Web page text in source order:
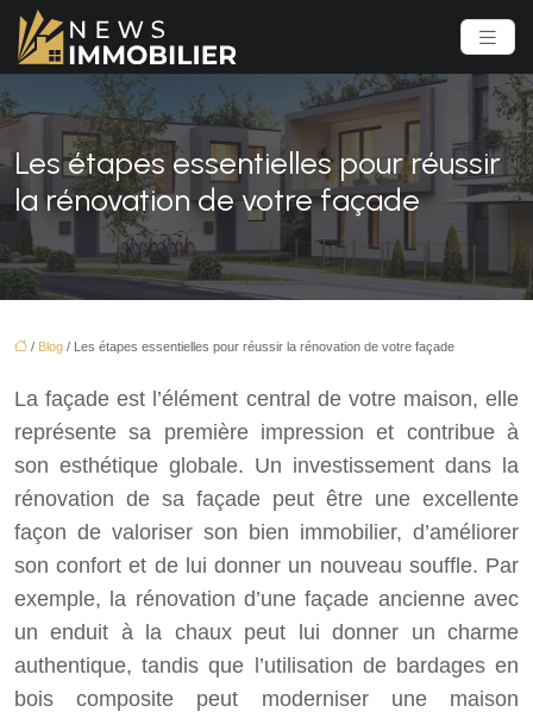
Les étapes essentielles pour réussir
la rénovation de votre façade
/ Blog / Les étapes essentielles pour réussir la rénovation de votre façade
La façade est l’élément central de votre maison, elle
représente sa première impression et contribue à
son esthétique globale. Un investissement dans la
rénovation de sa façade peut être une excellente
façon de valoriser son bien immobilier, d’améliorer
son confort et de lui donner un nouveau souffle. Par
exemple, la rénovation d’une façade ancienne avec
un enduit à la chaux peut lui donner un charme
authentique, tandis que l’utilisation de bardages en
bois composite peut moderniser une maison